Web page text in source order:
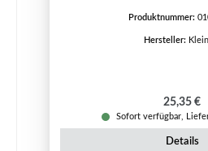
Produktnummer:
Hersteller:
25,35 €
Sofort verfügbar,
Details